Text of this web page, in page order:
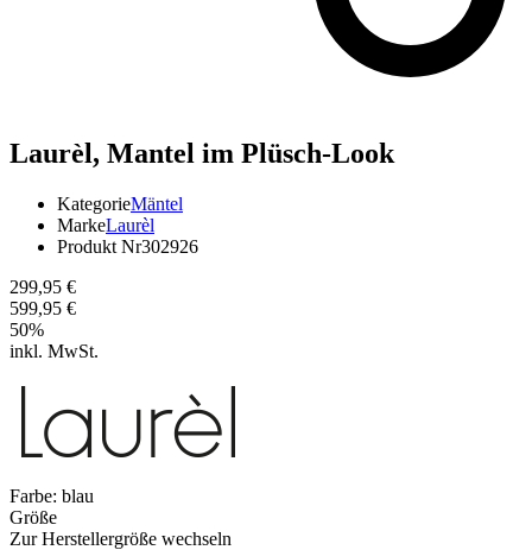
Laurèl, Mantel im Plüsch-Look
KategorieMäntel
MarkeLaurèl
Produkt Nr302926
299,95 €
599,95 €
50%
inkl. MwSt.
Farbe: blau
Größe
Zur Herstellergröße wechseln